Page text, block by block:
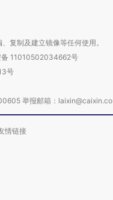
复制及建立镜像等任何使用。
备 11010502034662号
号
举报邮箱：
情链接